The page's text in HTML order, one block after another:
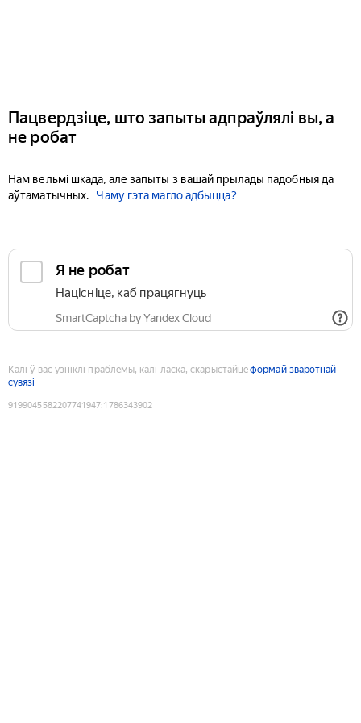
Пацвердзіце, што запыты адпраўлялі вы, а
не робат
Нам вельмі шкада, але запыты з вашай прылады падобныя да
аўтаматычных.
Чаму гэта магло адбыцца?
Я не робат
Націсніце, каб працягнуць
SmartCaptcha by Yandex Cloud
Калі ў вас узніклі праблемы, калі ласка, скарыстайцеформай зваротнай
сувязі
9199045582207741947:1786343902